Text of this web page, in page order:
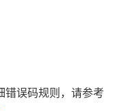
错误码规则，请参考